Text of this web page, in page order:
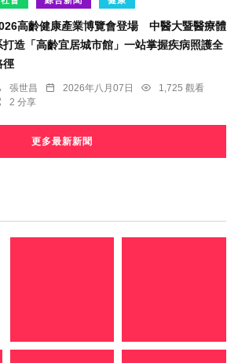
高齡健康產業博覽會登場 中醫大暨醫療體
打造「高齡宜居城市館」一站掌握疾病照護全
徑
張世昌 2026年八月07日
1,725 觀看
2 分享
更多最新新聞